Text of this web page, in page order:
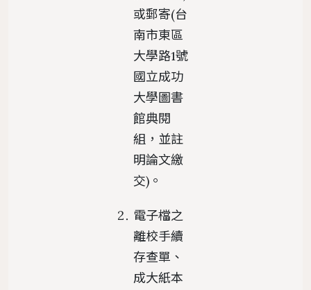
或郵寄(台
南市東區
大學路1號
國立成功
大學圖書
館典閱
組，並註
明論文繳
交)。
電子檔之
離校手續
存查單、
成大紙本